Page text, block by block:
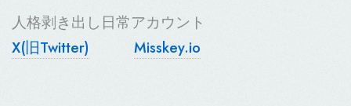
人格剥き出し日常アカウント
X(旧Twitter)
Misskey.io